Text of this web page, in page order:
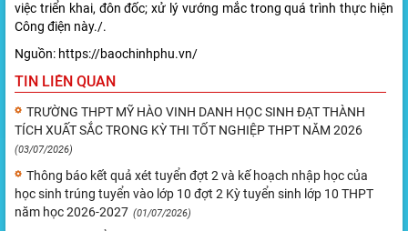
việc triển khai, đôn đốc; xử lý vướng mắc trong quá trình thực hiện
Công điện này./.
Nguồn: https://baochinhphu.vn/
TIN LIÊN QUAN
TRƯỜNG THPT MỸ HÀO VINH DANH HỌC SINH ĐẠT THÀNH
TÍCH XUẤT SẮC TRONG KỲ THI TỐT NGHIỆP THPT NĂM 2026
(03/07/2026)
Thông báo kết quả xét tuyển đợt 2 và kế hoạch nhập học của
học sinh trúng tuyển vào lớp 10 đợt 2 Kỳ tuyển sinh lớp 10 THPT
năm học 2026-2027 (01/07/2026)